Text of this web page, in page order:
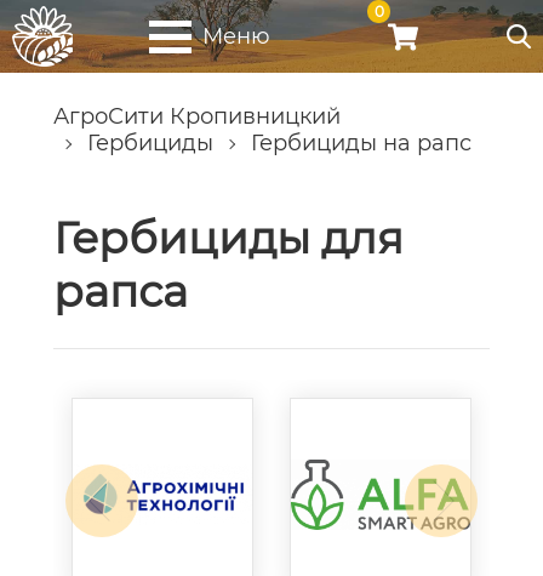
Меню
0
АгроСити Кропивницкий
Гербициды
Гербициды на рапс
Гербициды для
рапса